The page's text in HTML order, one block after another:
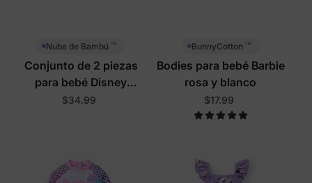
Nube de Bambú ™
Conjunto de 2 piezas
para bebé Disney
Princesa en rosa
$34.99
BunnyCotton ™
Bodies para bebé Barbie
rosa y blanco
$17.99